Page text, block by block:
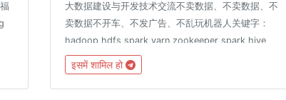
发
大数据建设与开发技术交流不卖数据、不卖数据、不
卖数据不开车、不发广告、不乱玩机器人关键字：
hadoop hdfs spark yarn zookeeper spark hive
hbase presto kafka mesos Zeppelin scala java
python r 数仓 数据仓库如有误ban，可联系
@cxzQOTP @iseki_w友情联盟： @coderzh
इसमें शामिल हो